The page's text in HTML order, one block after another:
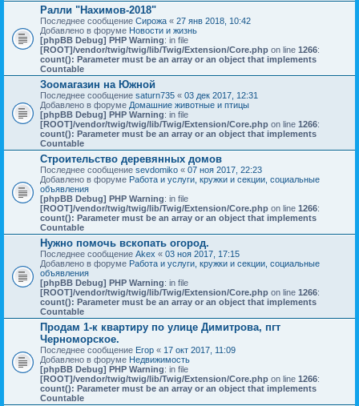
Ралли "Нахимов-2018"
Последнее сообщение Сирожа « 27 янв 2018, 10:42
Добавлено в форуме Новости и жизнь
[phpBB Debug] PHP Warning: in file
[ROOT]/vendor/twig/twig/lib/Twig/Extension/Core.php on line 1266:
count(): Parameter must be an array or an object that implements
Countable
Зоомагазин на Южной
Последнее сообщение saturn735 « 03 дек 2017, 12:31
Добавлено в форуме Домашние животные и птицы
[phpBB Debug] PHP Warning: in file
[ROOT]/vendor/twig/twig/lib/Twig/Extension/Core.php on line 1266:
count(): Parameter must be an array or an object that implements
Countable
Строительство деревянных домов
Последнее сообщение sevdomiko « 07 ноя 2017, 22:23
Добавлено в форуме Работа и услуги, кружки и секции, социальные
объявления
[phpBB Debug] PHP Warning: in file
[ROOT]/vendor/twig/twig/lib/Twig/Extension/Core.php on line 1266:
count(): Parameter must be an array or an object that implements
Countable
Нужно помочь вскопать огород.
Последнее сообщение Akex « 03 ноя 2017, 17:15
Добавлено в форуме Работа и услуги, кружки и секции, социальные
объявления
[phpBB Debug] PHP Warning: in file
[ROOT]/vendor/twig/twig/lib/Twig/Extension/Core.php on line 1266:
count(): Parameter must be an array or an object that implements
Countable
Продам 1-к квартиру по улице Димитрова, пгт
Черноморское.
Последнее сообщение Егор « 17 окт 2017, 11:09
Добавлено в форуме Недвижимость
[phpBB Debug] PHP Warning: in file
[ROOT]/vendor/twig/twig/lib/Twig/Extension/Core.php on line 1266:
count(): Parameter must be an array or an object that implements
Countable